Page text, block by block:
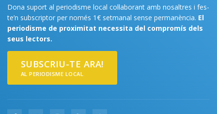
Dona suport al periodisme local col·laborant amb nosaltres i fes-
te’n subscriptor per només 1€ setmanal sense permanència. El
periodisme de proximitat necessita del compromís dels
seus lectors.
SUBSCRIU-TE ARA!
AL PERIODISME LOCAL